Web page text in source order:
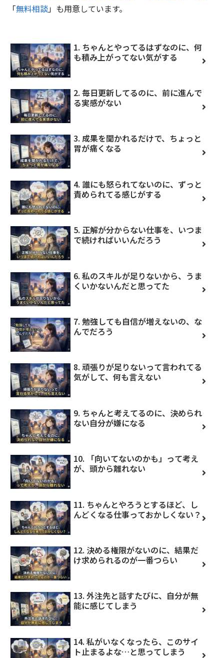
「無料相談」も用意しています。
1. ちゃんとやってるはずなのに、何
も積み上がってない気がする
2. 毎日更新してるのに、前に進んで
る実感がない
3. 成果を聞かれるだけで、ちょっと
胃が痛くなる
4. 誰にも怒られてないのに、ずっと
責められてる感じがする
5. 正解が分からない仕事を、いつま
で続ければいいんだろう
6. 私のスキルが足りないから、うま
くいかないんだと思ってた
7. 勉強しても自信が増えないの、な
んでだろう
8. 頑張りが足りないって言われてる
気がして、何も言えない
9. ちゃんと考えてるのに、決められ
ない自分が嫌になる
10. 「向いてないのかも」って考え
が、頭から離れない
11. ちゃんとやろうとするほど、し
んどくなる仕事っておかしくない？
12. 決める権限がないのに、結果だ
け求められるのが一番つらい
13. 外注先と話すたびに、自分が無
能に感じてしまう
14. 私がいなくなったら、このサイ
ト止まるよな…と思ってしまう